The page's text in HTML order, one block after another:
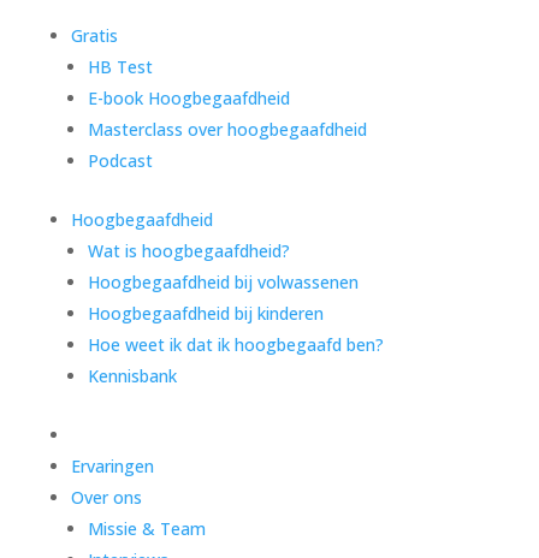
Gratis
HB Test
E-book Hoogbegaafdheid
Masterclass over hoogbegaafdheid
Podcast
Hoogbegaafdheid
Wat is hoogbegaafdheid?
Hoogbegaafdheid bij volwassenen
Hoogbegaafdheid bij kinderen
Hoe weet ik dat ik hoogbegaafd ben?
Kennisbank
Ervaringen
Over ons
Missie & Team